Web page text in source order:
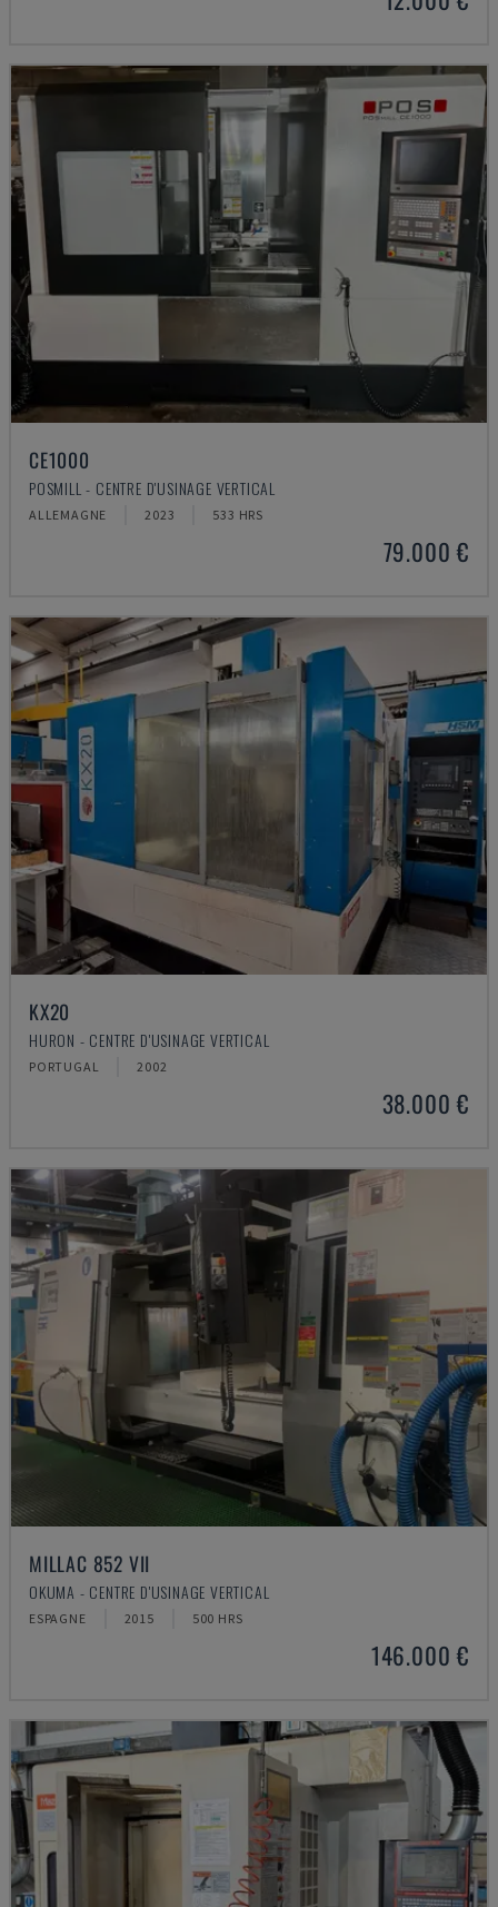
CE1000
POSMILL - CENTRE D'USINAGE VERTICAL
ALLEMAGNE 2023 533 HRS
79.000 €
KX20
HURON - CENTRE D'USINAGE VERTICAL
PORTUGAL 2002
38.000 €
MILLAC 852 VII
OKUMA - CENTRE D'USINAGE VERTICAL
ESPAGNE 2015 500 HRS
146.000 €